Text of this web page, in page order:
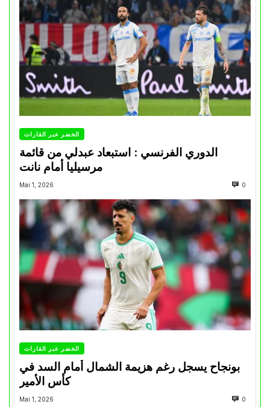
الخضر عبر القارات
الدوري الفرنسي : استبعاد عبدلي من قائمة
مرسيليا أمام نانت
Mai 1, 2026 0
الخضر عبر القارات
بونجاح يسجل رغم هزيمة الشمال أمام السد في
كأس الأمير
Mai 1, 2026 0